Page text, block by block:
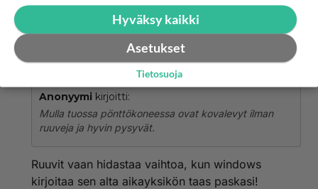
Kommentoi
2023-02-28 18:32:38
Anonyymi kirjoitti:
Mulla tuossa pönttökoneessa ovat kovalevyt ilman
ruuveja ja hyvin pysyvät.
Ruuvit vaan hidastaa vaihtoa, kun windows
kirjoitaa sen alta aikayksikön taas paskasi!
Hyväksy kaikki
Asetukset
Tietosuoja